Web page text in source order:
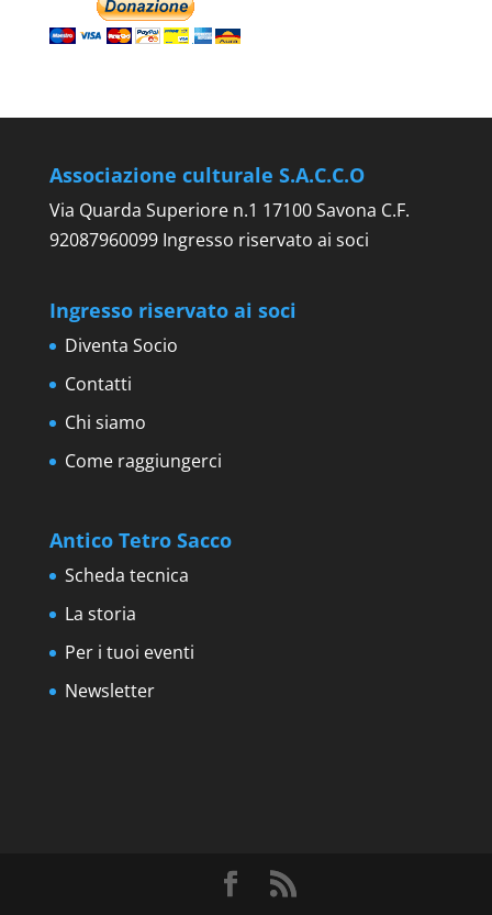
Associazione culturale S.A.C.C.O
Via Quarda Superiore n.1 17100 Savona C.F.
92087960099 Ingresso riservato ai soci
Ingresso riservato ai soci
Diventa Socio
Contatti
Chi siamo
Come raggiungerci
Antico Tetro Sacco
Scheda tecnica
La storia
Per i tuoi eventi
Newsletter